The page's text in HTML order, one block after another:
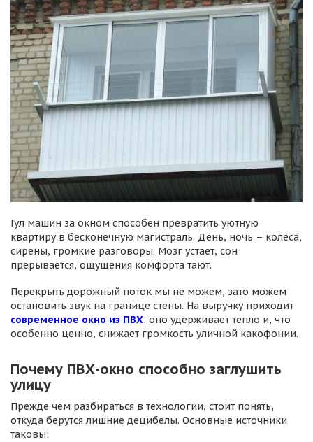
Гул машин за окном способен превратить уютную
квартиру в бесконечную магистраль. День, ночь – колёса,
сирены, громкие разговоры. Мозг устает, сон
прерывается, ощущения комфорта тают.
Перекрыть дорожный поток мы не можем, зато можем
остановить звук на границе стены. На выручку приходит
современное окно из ПВХ: оно удерживает тепло и, что
особенно ценно, снижает громкость уличной какофонии.
Почему ПВХ-окно способно заглушить
улицу
Прежде чем разбираться в технологии, стоит понять,
откуда берутся лишние децибелы. Основные источники
таковы: